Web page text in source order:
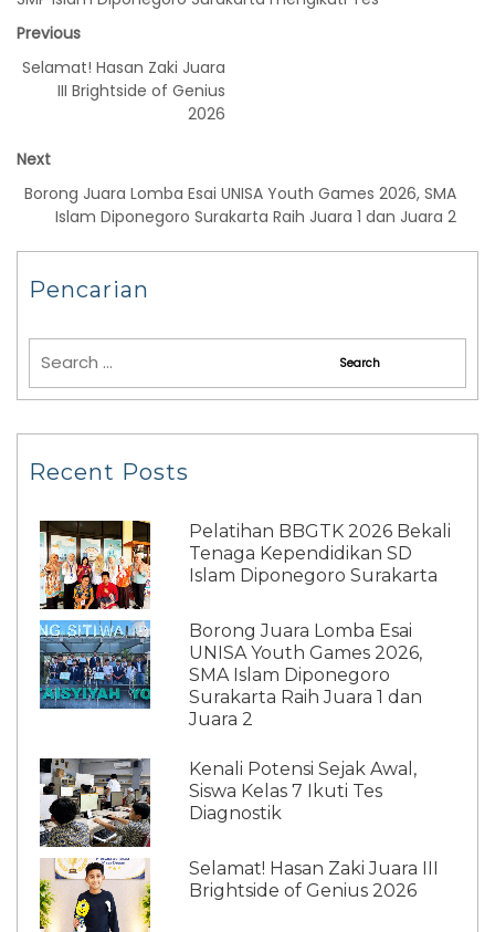
Previous
Selamat! Hasan Zaki Juara
III Brightside of Genius
2026
Next
Borong Juara Lomba Esai UNISA Youth Games 2026, SMA
Islam Diponegoro Surakarta Raih Juara 1 dan Juara 2
Pencarian
Recent Posts
Pelatihan BBGTK 2026 Bekali
Tenaga Kependidikan SD
Islam Diponegoro Surakarta
Borong Juara Lomba Esai
UNISA Youth Games 2026,
SMA Islam Diponegoro
Surakarta Raih Juara 1 dan
Juara 2
Kenali Potensi Sejak Awal,
Siswa Kelas 7 Ikuti Tes
Diagnostik
Selamat! Hasan Zaki Juara III
Brightside of Genius 2026